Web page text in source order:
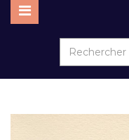
Basculer
la
navigation